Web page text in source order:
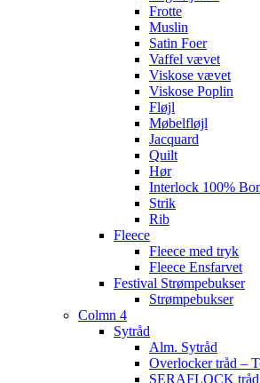
Frotte
Muslin
Satin Foer
Vaffel vævet
Viskose vævet
Viskose Poplin
Fløjl
Møbelfløjl
Jacquard
Quilt
Hør
Interlock 100%
Strik
Rib
Fleece
Fleece med tryk
Fleece Ensfarvet
Festival Strømpebukser
Strømpebukser
Colmn 4
Sytråd
Alm. Sytråd
Overlocker tråd –
SERAFLOCK tråd